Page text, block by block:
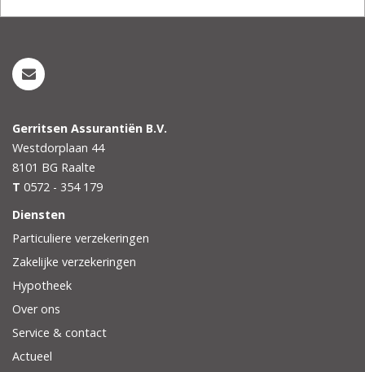
Gerritsen Assurantiën B.V.
Westdorplaan 44
8101 BG Raalte
T 0572 - 354 179
Diensten
Particuliere verzekeringen
Zakelijke verzekeringen
Hypotheek
Over ons
Service & contact
Actueel